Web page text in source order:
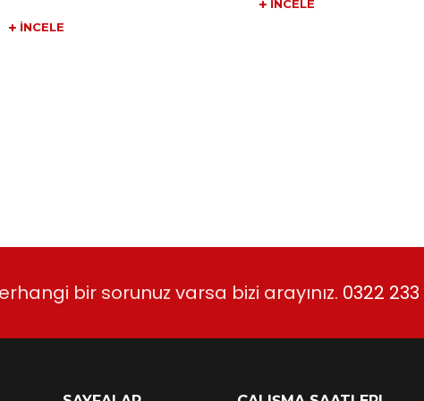
İNCELE
İNCELE
bir sorunuz varsa bizi arayınız. 0322 233